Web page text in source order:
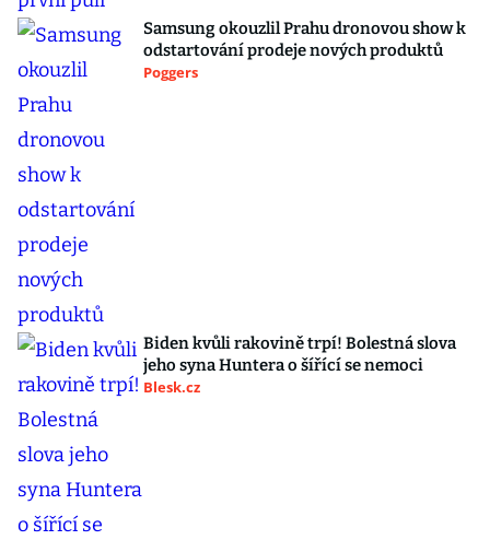
Samsung okouzlil Prahu dronovou show k
odstartování prodeje nových produktů
Poggers
Biden kvůli rakovině trpí! Bolestná slova
jeho syna Huntera o šířící se nemoci
Blesk.cz